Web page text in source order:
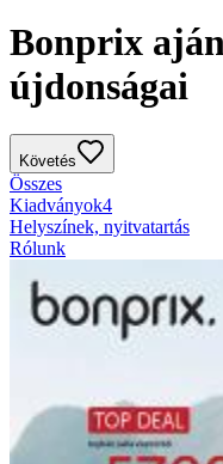
Bonprix
újdonságai
Követés
Összes
Kiadványok4
Helyszínek, nyitvatartás
Rólunk